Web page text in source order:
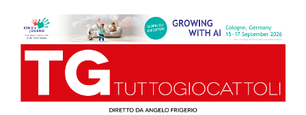
contenuto